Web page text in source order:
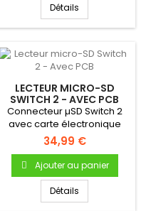
Détails
LECTEUR MICRO-SD
SWITCH 2 - AVEC PCB
Connecteur µSD Switch 2
avec carte électronique
34,99 €
Ajouter au panier
Détails